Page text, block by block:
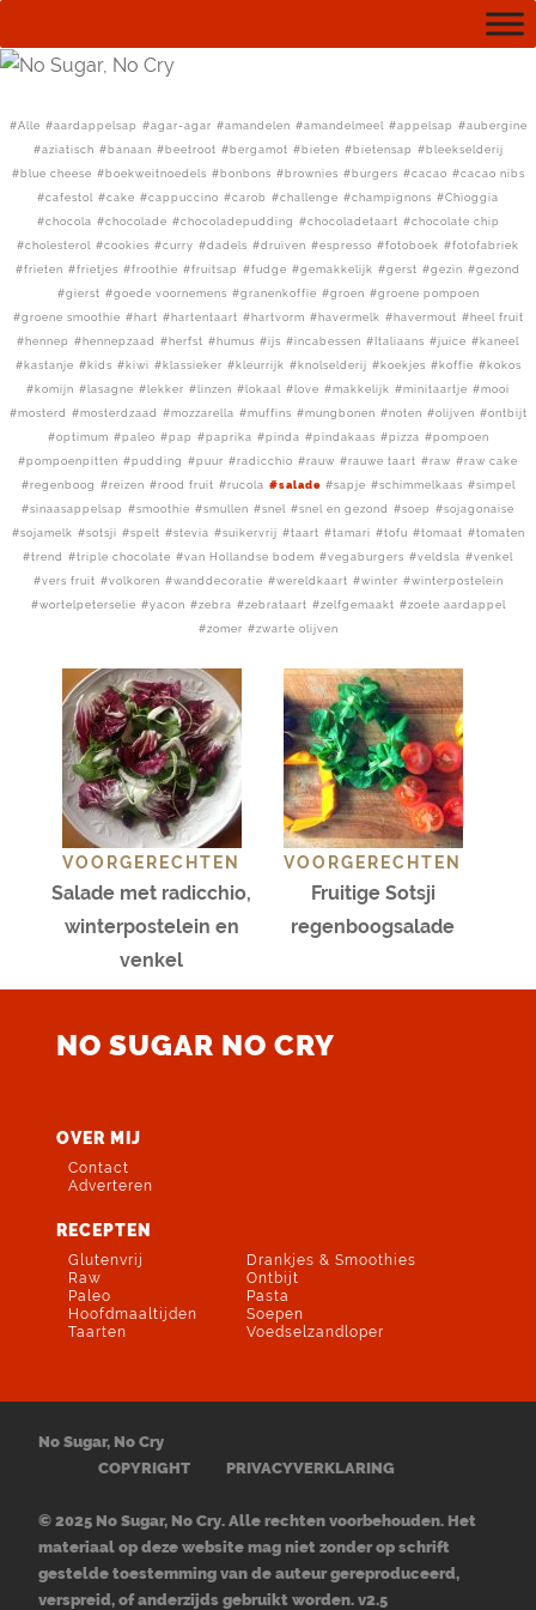
Alle aardappelsap agar-agar amandelen amandelmeel appelsap
aubergine
aziatisch
banaan beetroot bergamot bieten bietensap
bleekselderij
blue cheese
boekweitnoedels bonbons brownies burgers cacao
cacao nibs
cafestol
cake cappuccino carob challenge champignons
Chioggia
chocola
chocolade chocoladepudding chocoladetaart
chocolate chip
cholesterol
cookies curry dadels druiven espresso fotoboek
fotofabriek
frieten
frietjes froothie fruitsap fudge gemakkelijk gerst gezin
gezond
gierst
goede voornemens granenkoffie groen
groene pompoen
groene smoothie
hart hartentaart hartvorm havermelk havermout
heel fruit
hennep
hennepzaad herfst humus ijs incabessen Italiaans juice
kaneel
kastanje
kids kiwi klassieker kleurrijk knolselderij koekjes koffie
kokos
komijn
lasagne lekker linzen lokaal love makkelijk minitaartje
mooi
mosterd
mosterdzaad mozzarella muffins mungbonen noten olijven
ontbijt
optimum
paleo pap paprika pinda pindakaas pizza
pompoen
pompoenpitten
pudding puur radicchio rauw rauwe taart raw
raw cake
regenboog
reizen rood fruit rucola salade sapje schimmelkaas
simpel
sinaasappelsap
smoothie smullen snel snel en gezond soep
sojagonaise
sojamelk
sotsji spelt stevia suikervrij taart tamari tofu tomaat
tomaten
trend
triple chocolate van Hollandse bodem vegaburgers veldsla
venkel
vers fruit
volkoren wanddecoratie wereldkaart winter
winterpostelein
wortelpeterselie
yacon zebra zebrataart zelfgemaakt
zoete aardappel
zomer
zwarte olijven
VOORGERECHTEN
Salade met radicchio,
winterpostelein en
venkel
VOORGERECHTEN
Fruitige Sotsji
regenboogsalade
NO SUGAR NO CRY
OVER MIJ
Contact
Adverteren
RECEPTEN
Glutenvrij
Raw
Paleo
Hoofdmaaltijden
Taarten
Drankjes & Smoothies
Ontbijt
Pasta
Soepen
Voedselzandloper
No Sugar, No Cry
COPYRIGHT
PRIVACYVERKLARING
© 2025 No Sugar, No Cry. Alle rechten voorbehouden. Het
materiaal op deze website mag niet zonder op schrift
gestelde toestemming van de auteur gereproduceerd,
verspreid, of anderzijds gebruikt worden. v2.5